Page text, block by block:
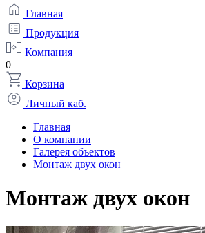
Главная
Продукция
Компания
0
Корзина
Личный каб.
Главная
О компании
Галерея объектов
Монтаж двух окон
Монтаж двух окон